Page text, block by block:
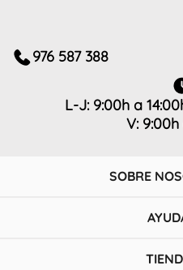
976 587 388
L-J: 9:00h a
V: 9:00h
SOBRE